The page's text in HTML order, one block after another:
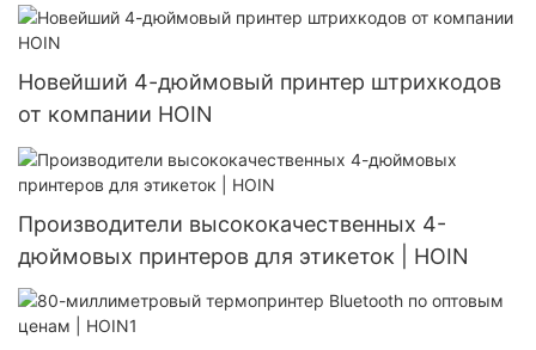
Новейший 4-дюймовый принтер штрихкодов
от компании HOIN
Производители высококачественных 4-
дюймовых принтеров для этикеток | HOIN